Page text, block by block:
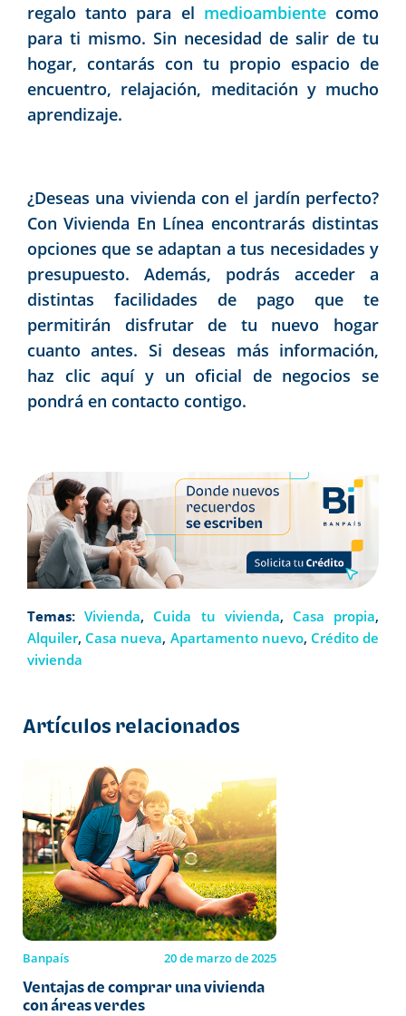
regalo tanto para el medioambientecomo
para ti mismo. Sin necesidad de salir de tu
hogar, contarás con tu propio espacio de
encuentro, relajación, meditación y mucho
aprendizaje.
¿Deseas una vivienda con el jardín perfecto?
ConVivienda En Línea encontrarás distintas
opciones que se adaptan a tus necesidades y
presupuesto. Además, podrás acceder a
distintas facilidades de pago que te
permitirán disfrutar de tu nuevo hogar
cuanto antes. Si deseas más información,
haz clic aquí y un oficial de negocios se
pondrá en contacto contigo.
Temas: Vivienda, Cuida tu vivienda, Casa propia,
Alquiler, Casa nueva, Apartamento nuevo, Crédito de
vivienda
Artículos relacionados
Banpaís 20 de marzo de 2025
Ventajas de comprar una vivienda
con áreas verdes